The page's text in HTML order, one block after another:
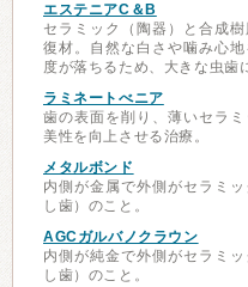
エステニアC＆B
セラミック（陶器）と合成
復材。自然な白さや噛み心
度が落ちるため、大きな虫歯
ラミネートべニア
歯の表面を削り、薄いセラ
美性を向上させる治療。
メタルボンド
内側が金属で外側がセラミ
し歯）のこと。
AGCガルバノクラウン
内側が純金で外側がセラミ
し歯）のこと。